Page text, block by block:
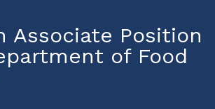
Associate Position
of Food